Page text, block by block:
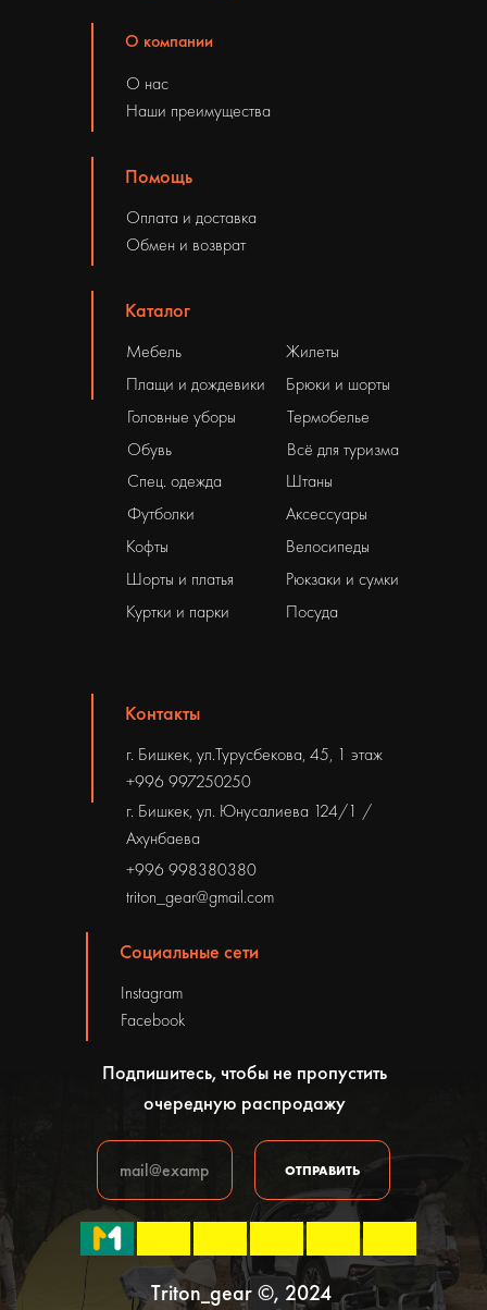
Подпишитесь, чтобы не пропустить
очередную распродажу
Triton_gear ©, 2024
ОТПРАВИТЬ
О компании
О нас
Наши преимущества
Помощь
Оплата и доставка
Обмен и возврат
Контакты
г. Бишкек, ул.Турусбекова, 45, 1 этаж
г. Бишкек, ул. Юнусалиева 124/1 /
Ахунбаева
+996 998380380
triton_gear@gmail.com
+996 997250250
Жилеты
Каталог
Плащи и дождевики
Головные уборы
Обувь
Штаны
Рюкзаки и сумки
Мебель
Брюки и шорты
Термобелье
Всё для туризма
Велосипеды
Аксессуары
Спец. одежда
Футболки
Куртки и парки
Кофты
Шорты и платья
Посуда
Социальные сети
Instagram
Facebook